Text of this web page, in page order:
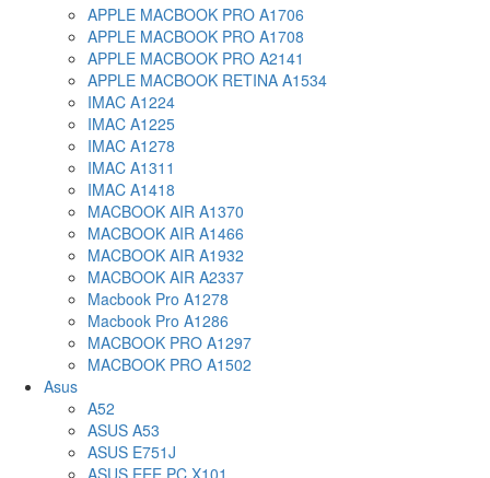
APPLE MACBOOK PRO A1706
APPLE MACBOOK PRO A1708
APPLE MACBOOK PRO A2141
APPLE MACBOOK RETINA A1534
IMAC A1224
IMAC A1225
IMAC A1278
IMAC A1311
IMAC A1418
MACBOOK AIR A1370
MACBOOK AIR A1466
MACBOOK AIR A1932
MACBOOK AIR A2337
Macbook Pro A1278
Macbook Pro A1286
MACBOOK PRO A1297
MACBOOK PRO A1502
Asus
A52
ASUS A53
ASUS E751J